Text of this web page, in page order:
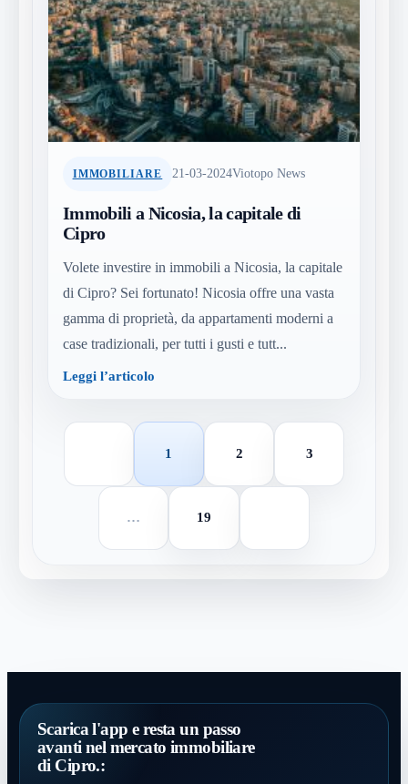
IMMOBILIARE 21-03-2024Viotopo News
Immobili a Nicosia, la capitale di
Cipro
Volete investire in immobili a Nicosia, la capitale
di Cipro? Sei fortunato! Nicosia offre una vasta
gamma di proprietà, da appartamenti moderni a
case tradizionali, per tutti i gusti e tutt...
Leggi l’articolo
1 2 3
… 19
Scarica l'app e resta un passo
avanti nel mercato immobiliare
di Cipro.: